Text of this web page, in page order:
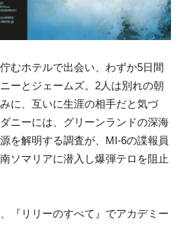
むホテルで出会い、わずか5日間
ーとジェームズ。2人は別れの朝
に、互いに生涯の相手だと気づ
ニーには、グリーンランドの深海
を解明する調査が、MI-6の諜報員
ソマリアに潜入し爆弾テロを阻止
『リリーのすべて』でアカデミー